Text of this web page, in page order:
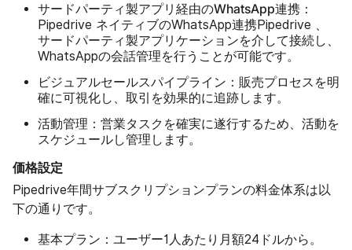
サードパーティ製アプリ経由のWhatsApp連携 ：
Pipedrive ネイティブのWhatsApp連携Pipedrive 、
サードパーティ製アプリケーションを介して接続し、
WhatsAppの会話管理を行うことが可能です。
ビジュアルセールスパイプライン ：販売プロセスを明
確に可視化し、取引を効果的に追跡します。
活動管理 ：営業タスクを確実に遂行するため、活動を
スケジュールし管理します。
価格設定
Pipedrive年間サブスクリプションプランの料金体系は以
下の通りです。
基本プラン： ユーザー1人あたり月額24ドルから。